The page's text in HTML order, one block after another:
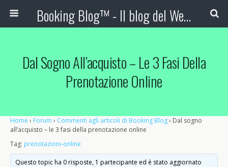
Booking Blog™ - Il blog del Web Marketing Turistico
Dal Sogno All’acquisto – Le 3 Fasi Della
Prenotazione Online
Home › Forum › Commenti agli articoli di Booking Blog› Dal sogno
all’acquisto – le 3 fasi della prenotazione online
Tag: prenotazioni-online
Questo topic ha 0 risposte, 1 partecipante ed è stato aggiornato